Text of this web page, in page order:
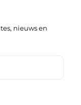
nieuws en